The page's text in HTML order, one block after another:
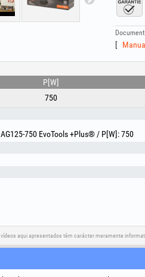
A
O
P[W]
750
750 EvoTools +Plus® / P[W]: 750
aqui apresentados têm carácter meramente
&
Redes sociais